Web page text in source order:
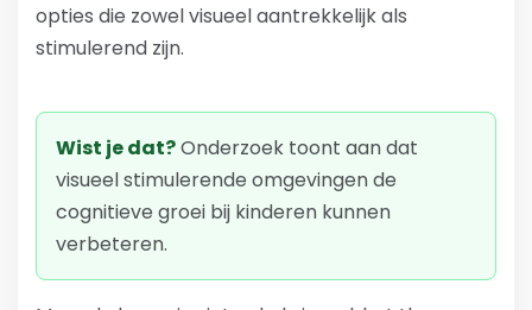
opties die zowel visueel aantrekkelijk als
stimulerend zijn.
Wist je dat?Onderzoek toont aan dat
visueel stimulerende omgevingen de
cognitieve groei bij kinderen kunnen
verbeteren.